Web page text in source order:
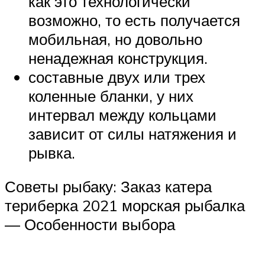
возможно, то есть получается
мобильная, но довольно
ненадежная конструкция.
составные двух или трех
коленные бланки, у них
интервал между кольцами
зависит от силы натяжения и
рывка.
Советы рыбаку: Заказ катера
териберка 2021 морская рыбалка
— Особенности выбора